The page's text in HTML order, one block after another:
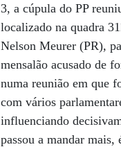
3, a cúpula do PP
localizado na quadra
Nelson Meurer (PR),
mensalão acusado de
numa reunião em que
com vários
influenciando
passou a mandar mais,